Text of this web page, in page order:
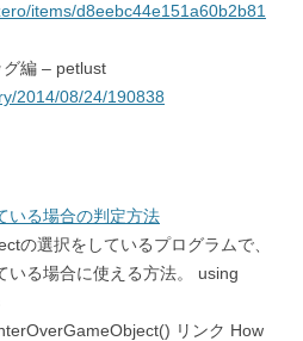
items/d8eebc44e151a60b2b81
編 – petlust
2014/08/24/190838
いる場合の判定方法
の選択をしているプログラムで、
いる場合に使える方法。 using
リンク How